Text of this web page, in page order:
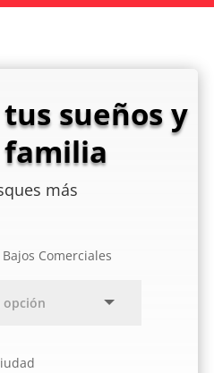
sueños y
más
Comerciales